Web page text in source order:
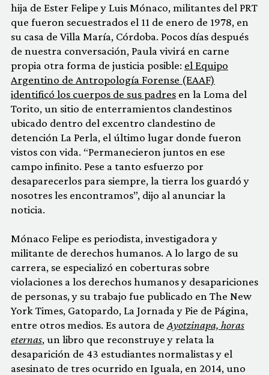
hija de Ester Felipe y Luis Mónaco, militantes del PRT
que fueron secuestrados el 11 de enero de 1978, en
su casa de Villa María, Córdoba. Pocos días después
de nuestra conversación, Paula vivirá en carne
propia otra forma de justicia posible: el Equipo
Argentino de Antropología Forense (EAAF)
identificó los cuerpos de sus padres en la Loma del
Torito, un sitio de enterramientos clandestinos
ubicado dentro del excentro clandestino de
detención La Perla, el último lugar donde fueron
vistos con vida. “Permanecieron juntos en ese
campo infinito. Pese a tanto esfuerzo por
desaparecerlos para siempre, la tierra los guardó y
nosotres les encontramos”, dijo al anunciar la
noticia.
Mónaco Felipe es periodista, investigadora y
militante de derechos humanos. A lo largo de su
carrera, se especializó en coberturas sobre
violaciones a los derechos humanos y desapariciones
de personas, y su trabajo fue publicado en The New
York Times, Gatopardo, La Jornada y Pie de Página,
entre otros medios. Es autora de Ayotzinapa, horas
eternas, un libro que reconstruye y relata la
desaparición de 43 estudiantes normalistas y el
asesinato de tres ocurrido en Iguala, en 2014, uno